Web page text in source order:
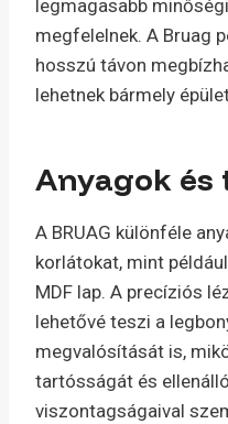
legmagasabb
megfelelnek. A Bruag
hosszú távon
lehetnek bármely
Anyagok és
A BRUAG különféle
korlátokat, mint
MDF lap. A precíziós
lehetővé teszi a
megvalósítását is,
tartósságát és
viszontagságaival